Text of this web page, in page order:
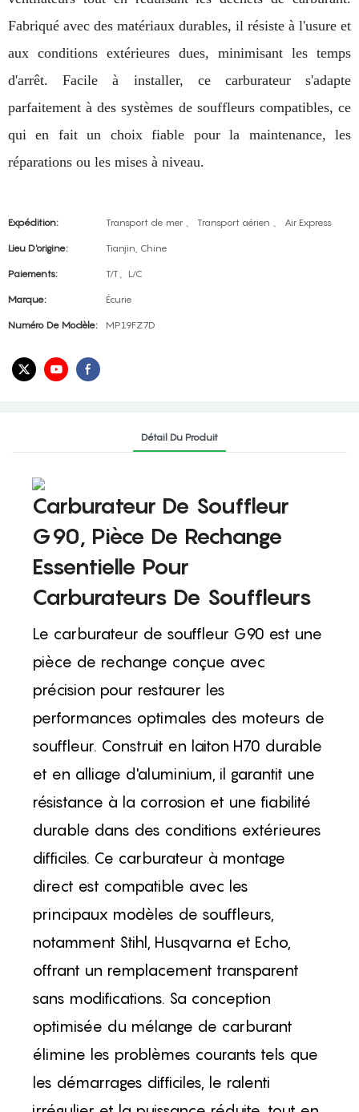
Fabriqué avec des matériaux durables, il résiste à l'usure et
aux conditions extérieures dues, minimisant les temps
d'arrêt. Facile à installer, ce carburateur s'adapte
parfaitement à des systèmes de souffleurs compatibles, ce
qui en fait un choix fiable pour la maintenance, les
réparations ou les mises à niveau.
Expédition: Transport de mer 、 Transport aérien 、 Air Express
Lieu D'origine: Tianjin, Chine
Paiements: T/T、L/C
Marque: Écurie
Numéro De Modèle: MP19FZ7D
Détail Du Produit
Carburateur De Souffleur
G90, Pièce De Rechange
Essentielle Pour
Carburateurs De Souffleurs
Le carburateur de souffleur G90 est une
pièce de rechange conçue avec
précision pour restaurer les
performances optimales des moteurs de
souffleur. Construit en laiton H70 durable
et en alliage d'aluminium, il garantit une
résistance à la corrosion et une fiabilité
durable dans des conditions extérieures
difficiles. Ce carburateur à montage
direct est compatible avec les
principaux modèles de souffleurs,
notamment Stihl, Husqvarna et Echo,
offrant un remplacement transparent
sans modifications. Sa conception
optimisée du mélange de carburant
élimine les problèmes courants tels que
les démarrages difficiles, le ralenti